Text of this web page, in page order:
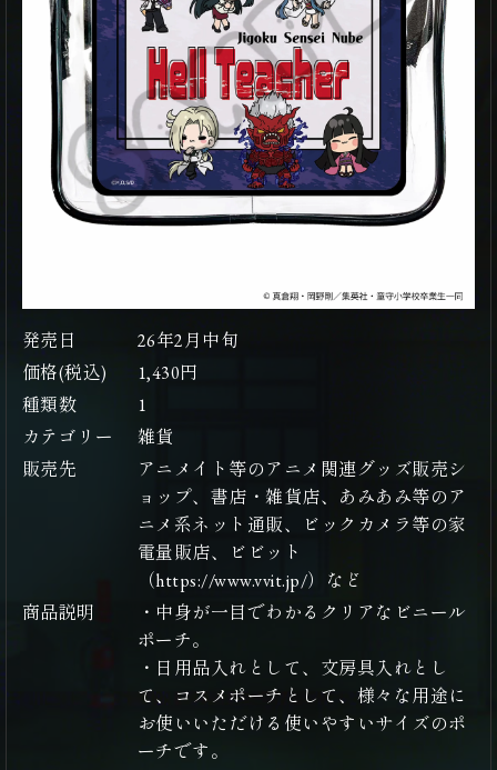
発売日
26年2月中旬
価格(税込)
1,430円
種類数
1
カテゴリー
雑貨
販売先
アニメイト等のアニメ関連グッズ販売シ
ョップ、書店・雑貨店、あみあみ等のア
ニメ系ネット通販、ビックカメラ等の家
電量販店、ビビット
（https://www.vvit.jp/）など
商品説明
・中身が一目でわかるクリアなビニール
ポーチ。
・日用品入れとして、文房具入れとし
て、コスメポーチとして、様々な用途に
お使いいただける使いやすいサイズのポ
ーチです。